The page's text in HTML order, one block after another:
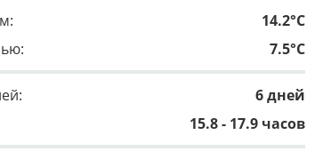
14.2°C
7.5°C
6 дней
15.8 - 17.9 часов